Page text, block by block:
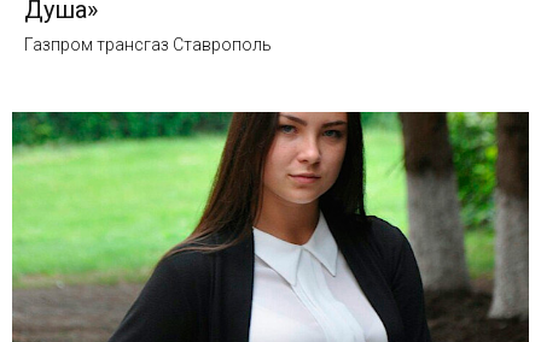
Душа»
Газпром трансгаз Ставрополь